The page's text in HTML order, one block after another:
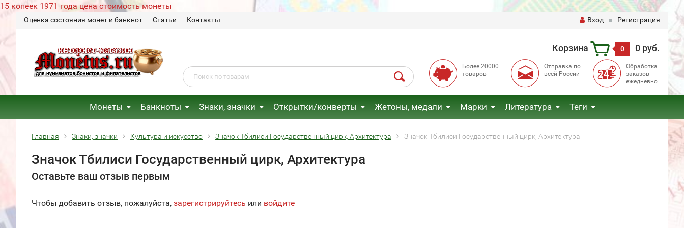
15 копеек 1971 года цена стоимость монеты
Оценка состояния монет и банкнот Статьи Контакты Вход Регистрация
Корзина 0 0 руб.
Более 20000
товаров
Отправка по
всей России
Обработка
заказов
ежедневно
Монеты Банкноты Знаки, значки Открытки/конверты Жетоны, медали Марки Литература Теги
Главная Знаки, значки Культура и искусство Значок Тбилиси Государственный цирк, Архитектура Значок Тбилиси Государственный цирк, Архитектура
Значок Тбилиси Государственный цирк, Архитектура
Оставьте ваш отзыв первым
Чтобы добавить отзыв, пожалуйста, зарегистрируйтесь или войдите